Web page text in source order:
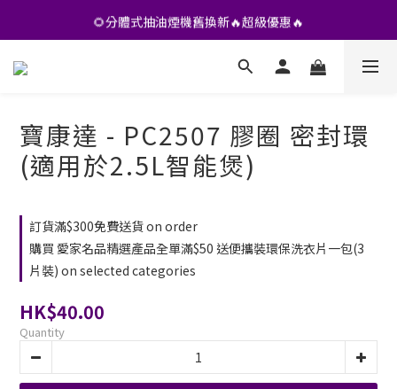
•• 會員專享🎁精選貨品【特價💥再九折】••
🌻分體式抽油煙機舊換新🔥超級優惠🔥
•• 會員專享🎁精選貨品【特價💥再九折】••
寶康達 - PC2507 膠圈 密封環
(適用於2.5L智能煲)
訂貨滿$300免費送貨 on order
購買 愛家名品精選產品全單滿$50 送便攜裝環保洗衣片一包(3
片裝) on selected categories
HK$40.00
Quantity